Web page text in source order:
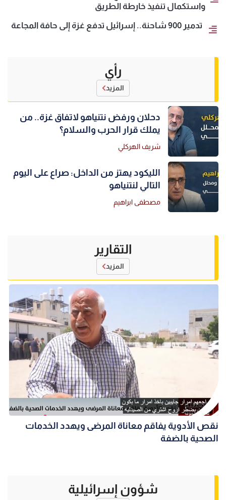
واستكمال تنفيذ خارطة الطريق
تدمير 900 شاحنة.. إسرائيل تدفع غزة إلى حافة المجاعة
رأي
المزيد
دحلان ورفض نتنياهو لاتفاق غزة.. من
يملك قرار الحرب والسلام؟
شريف الهركلي
الليكود يهتز من الداخل: صراع على اليوم
التالي لنتنياهو
مصطفى ابراهيم
التقارير
المزيد
نقص الأدوية يفاقم معاناة المرضى ويهدد الخدمات
الصحية بالضفة
شؤون إسرائيلية